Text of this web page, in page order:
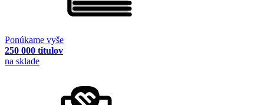
Ponúkame vyše
250 000 titulov
na sklade